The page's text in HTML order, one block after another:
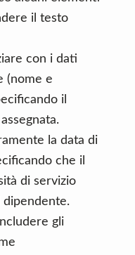
il testo
con i dati
(nome e
il
la data di
che il
di servizio
gli